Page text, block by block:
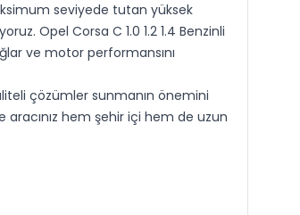
seviyede tutan yüksek
Opel Corsa C 1.0 1.2 1.4 Benzinli
ve motor performansını
çözümler sunmanın önemini
aracınız hem şehir içi hem de uzun